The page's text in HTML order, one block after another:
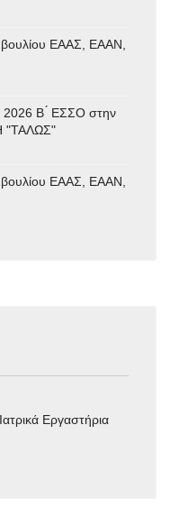
ΕΑΑΣ, ΕΑΑΝ,
2026 Β ́ ΕΣΣΟ στην
"ΤΑΛΩΣ"
ΕΑΑΣ, ΕΑΑΝ,
Εργαστήρια